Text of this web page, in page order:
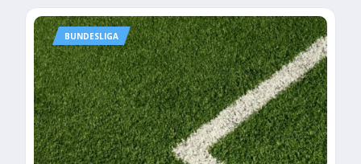
BUNDESLIGA